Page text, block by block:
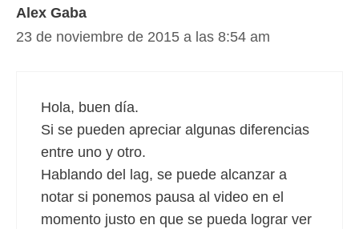
Alex Gaba
23 de noviembre de 2015 a las 8:54 am
Hola, buen día.
Si se pueden apreciar algunas diferencias
entre uno y otro.
Hablando del lag, se puede alcanzar a
notar si ponemos pausa al video en el
momento justo en que se pueda lograr ver